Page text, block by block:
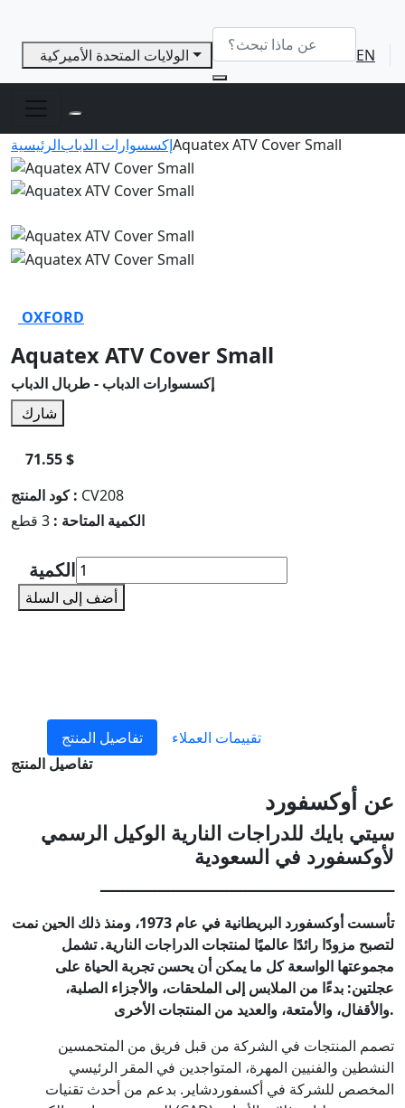
EN
الرئيسيةإكسسوارات الدبابAquatex ATV Cover Small
OXFORD
Aquatex ATV Cover Small
إكسسوارات الدباب - طربال الدباب
شارك
71.55 $
كود المنتج : CV208
الكمية المتاحة : 3 قطع
الكمية
أضف إلى السلة
تفاصيل المنتج
تقييمات العملاء
تفاصيل المنتج
عن أوكسفورد
سيتي بايك للدراجات النارية الوكيل الرسمي
لأوكسفورد في السعودية
ـــــــــــــــــــــــــــــــــــــــــــــــــــــــــــــــــ
تأسست أوكسفورد البريطانية في عام 1973، ومنذ ذلك الحين نمت
لتصبح مزودًا رائدًا عالميًا لمنتجات الدراجات النارية. تشمل
مجموعتها الواسعة كل ما يمكن أن يحسن تجربة الحياة على
عجلتين: بدءًا من الملابس إلى الملحقات، والأجزاء الصلبة،
والأقفال، والأمتعة، والعديد من المنتجات الأخرى.
تصمم المنتجات في الشركة من قبل فريق من المتحمسين
النشطين والفنيين المهرة، المتواجدين في المقر الرئيسي
المخصص للشركة في أكسفوردشاير. بدعم من أحدث تقنيات